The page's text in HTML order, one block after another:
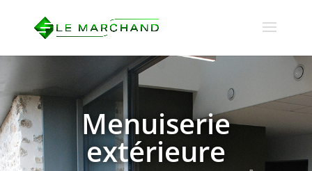
Menuiserie
extérieure